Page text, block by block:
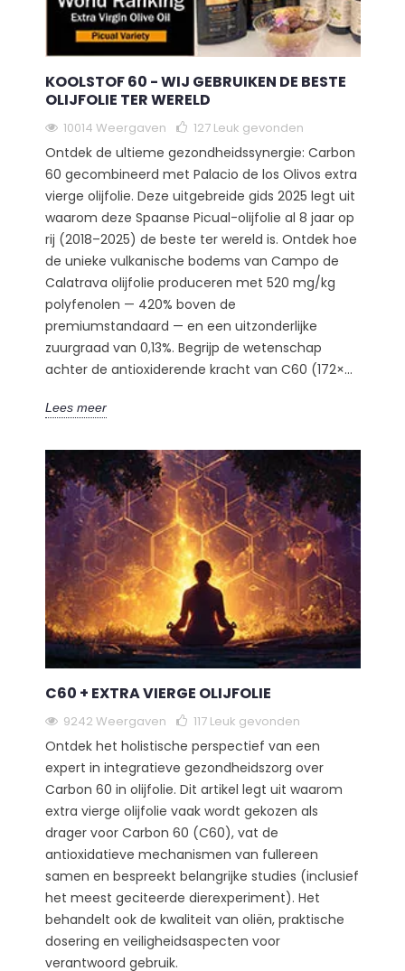
KOOLSTOF 60 - WIJ GEBRUIKEN DE BESTE
OLIJFOLIE TER WERELD
10014 Weergaven 127 Leuk gevonden
Ontdek de ultieme gezondheidssynergie: Carbon
60 gecombineerd met Palacio de los Olivos extra
vierge olijfolie. Deze uitgebreide gids 2025 legt uit
waarom deze Spaanse Picual-olijfolie al 8 jaar op
rij (2018–2025) de beste ter wereld is. Ontdek hoe
de unieke vulkanische bodems van Campo de
Calatrava olijfolie produceren met 520 mg/kg
polyfenolen — 420% boven de
premiumstandaard — en een uitzonderlijke
zuurgraad van 0,13%. Begrijp de wetenschap
achter de antioxiderende kracht van C60 (172×...
Lees meer
C60 + EXTRA VIERGE OLIJFOLIE
9242 Weergaven 117 Leuk gevonden
Ontdek het holistische perspectief van een
expert in integratieve gezondheidszorg over
Carbon 60 in olijfolie. Dit artikel legt uit waarom
extra vierge olijfolie vaak wordt gekozen als
drager voor Carbon 60 (C60), vat de
antioxidatieve mechanismen van fullereen
samen en bespreekt belangrijke studies (inclusief
het meest geciteerde dierexperiment). Het
behandelt ook de kwaliteit van oliën, praktische
dosering en veiligheidsaspecten voor
verantwoord gebruik.